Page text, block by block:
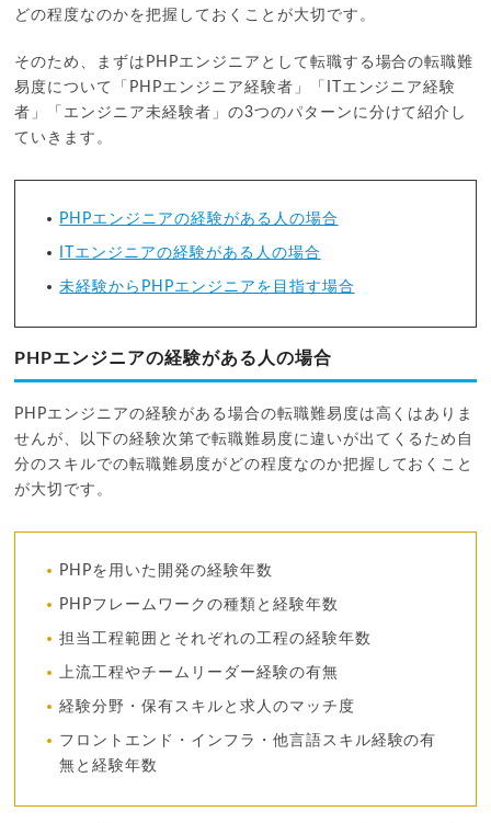
どの程度なのかを把握しておくことが大切です。
そのため、まずはPHPエンジニアとして転職する場合の転職難
易度について「PHPエンジニア経験者」「ITエンジニア経験
者」「エンジニア未経験者」の3つのパターンに分けて紹介し
ていきます。
PHPエンジニアの経験がある人の場合
ITエンジニアの経験がある人の場合
未経験からPHPエンジニアを目指す場合
PHPエンジニアの経験がある人の場合
PHPエンジニアの経験がある場合の転職難易度は高くはありま
せんが、以下の経験次第で転職難易度に違いが出てくるため自
分のスキルでの転職難易度がどの程度なのか把握しておくこと
が大切です。
PHPを用いた開発の経験年数
PHPフレームワークの種類と経験年数
担当工程範囲とそれぞれの工程の経験年数
上流工程やチームリーダー経験の有無
経験分野・保有スキルと求人のマッチ度
フロントエンド・インフラ・他言語スキル経験の有
無と経験年数